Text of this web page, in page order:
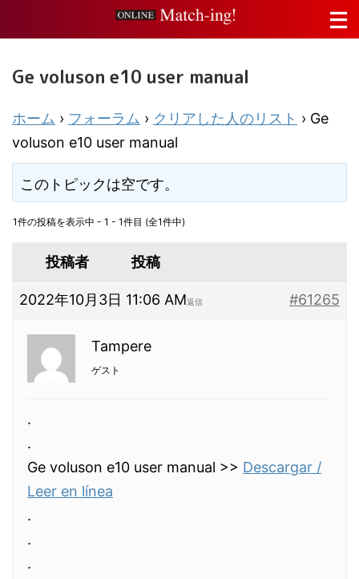
Ge voluson e10 user manual
ホーム › フォーラム › クリアした人のリスト › Ge
voluson e10 user manual
このトピックは空です。
1件の投稿を表示中 - 1 - 1件目 (全1件中)
投稿者 投稿
2022年10月3日 11:06 AM #61265
返信
Tampere
ゲスト
.
.
Ge voluson e10 user manual >> Descargar /
Leer en línea
.
.
.